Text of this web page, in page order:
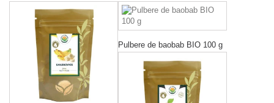
Pulbere de baobab BIO 100 g